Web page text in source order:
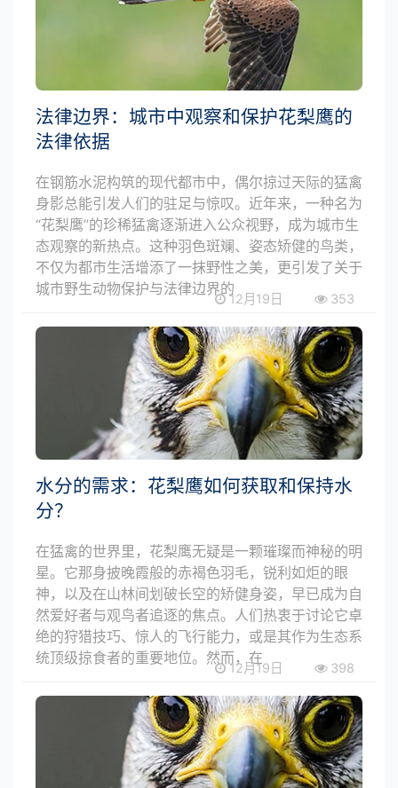
法律边界：城市中观察和保护花梨鹰的
法律依据
在钢筋水泥构筑的现代都市中，偶尔掠过天际的猛禽
身影总能引发人们的驻足与惊叹。近年来，一种名为
“花梨鹰”的珍稀猛禽逐渐进入公众视野，成为城市生
态观察的新热点。这种羽色斑斓、姿态矫健的鸟类，
不仅为都市生活增添了一抹野性之美，更引发了关于
城市野生动物保护与法律边界的
12月19日 353
水分的需求：花梨鹰如何获取和保持水
分？
在猛禽的世界里，花梨鹰无疑是一颗璀璨而神秘的明
星。它那身披晚霞般的赤褐色羽毛，锐利如炬的眼
神，以及在山林间划破长空的矫健身姿，早已成为自
然爱好者与观鸟者追逐的焦点。人们热衷于讨论它卓
绝的狩猎技巧、惊人的飞行能力，或是其作为生态系
统顶级掠食者的重要地位。然而，在
12月19日 398